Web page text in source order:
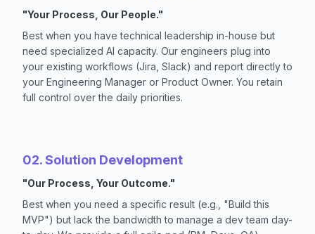
"Your Process, Our People."
Best when you have technical leadership in-house but
need specialized AI capacity. Our engineers plug into
your existing workflows (Jira, Slack) and report directly to
your Engineering Manager or Product Owner. You retain
full control over the daily priorities.
02. Solution Development
"Our Process, Your Outcome."
Best when you need a specific result (e.g., "Build this
MVP") but lack the bandwidth to manage a dev team day-